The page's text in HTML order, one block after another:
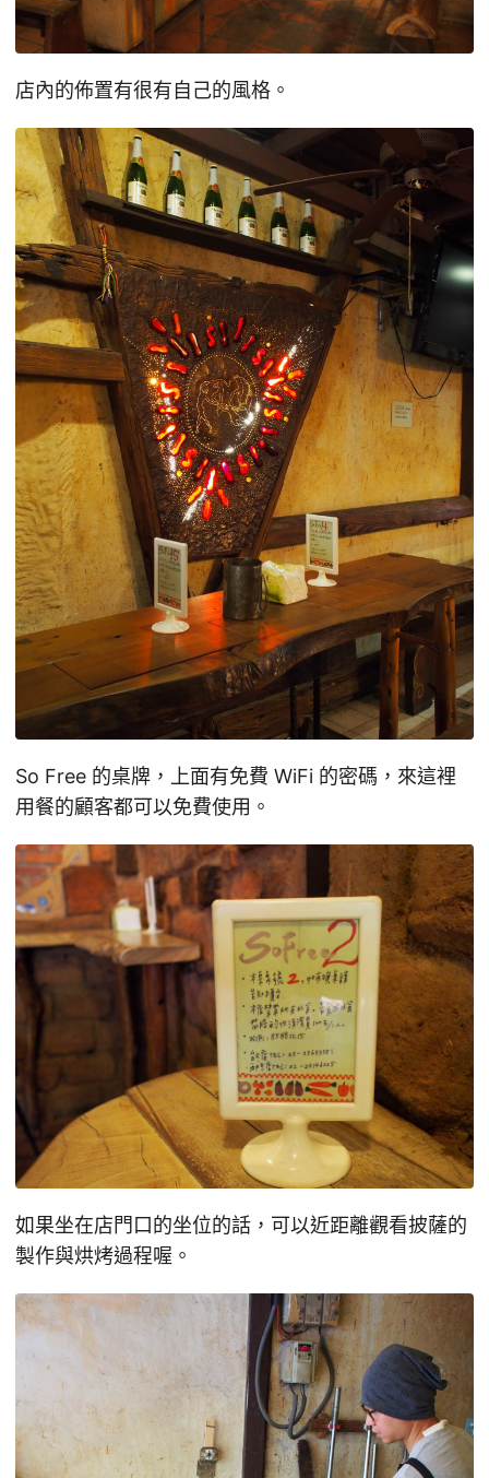
店內的佈置有很有自己的風格。
So Free 的桌牌，上面有免費 WiFi 的密碼，來這裡
用餐的顧客都可以免費使用。
如果坐在店門口的坐位的話，可以近距離觀看披薩的
製作與烘烤過程喔。